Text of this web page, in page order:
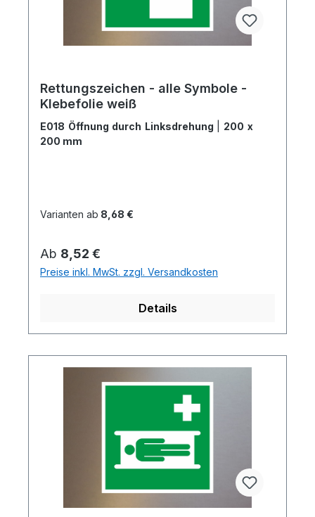
Rettungszeichen - alle Symbole -
Klebefolie weiß
E018 Öffnung durch Linksdrehung
200 x
200 mm
Varianten ab 8,68 €
Regulärer Preis:
Ab 8,52 €
Preise inkl. MwSt. zzgl. Versandkosten
Details